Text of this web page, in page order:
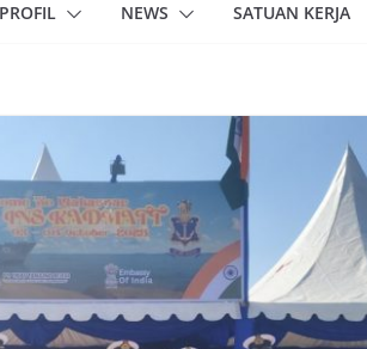
PROFIL NEWS SATUAN KERJA